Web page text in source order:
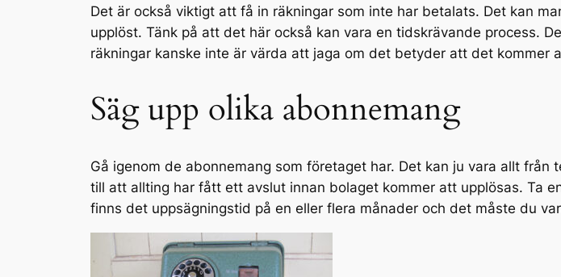
Det är också viktigt att få in räkningar som inte har betalats. Det kan
upplöst. Tänk på att det här också kan vara en tidskrävande process.
räkningar kanske inte är värda att jaga om det betyder att det
Säg upp olika abonnemang
Gå igenom de abonnemang som företaget har. Det kan ju vara allt
till att allting har fått ett avslut innan bolaget kommer att upplösas. Ta
finns det uppsägningstid på en eller flera månader och det måste du